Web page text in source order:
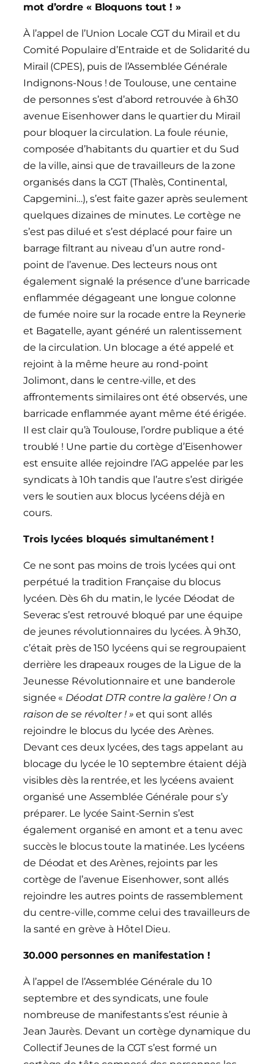
mot d’ordre « Bloquons tout ! »
À l’appel de l’Union Locale CGT du Mirail et du
Comité Populaire d’Entraide et de Solidarité du
Mirail (CPES), puis de l’Assemblée Générale
Indignons-Nous ! de Toulouse, une centaine
de personnes s’est d’abord retrouvée à 6h30
avenue Eisenhower dans le quartier du Mirail
pour bloquer la circulation. La foule réunie,
composée d’habitants du quartier et du Sud
de la ville, ainsi que de travailleurs de la zone
organisés dans la CGT (Thalès, Continental,
Capgemini…), s’est faite gazer après seulement
quelques dizaines de minutes. Le cortège ne
s’est pas dilué et s’est déplacé pour faire un
barrage filtrant au niveau d’un autre rond-
point de l’avenue. Des lecteurs nous ont
également signalé la présence d’une barricade
enflammée dégageant une longue colonne
de fumée noire sur la rocade entre la Reynerie
et Bagatelle, ayant généré un ralentissement
de la circulation. Un blocage a été appelé et
rejoint à la même heure au rond-point
Jolimont, dans le centre-ville, et des
affrontements similaires ont été observés, une
barricade enflammée ayant même été érigée.
Il est clair qu’à Toulouse, l’ordre publique a été
troublé ! Une partie du cortège d’Eisenhower
est ensuite allée rejoindre l’AG appelée par les
syndicats à 10h tandis que l’autre s’est dirigée
vers le soutien aux blocus lycéens déjà en
cours.
Trois lycées bloqués simultanément !
Ce ne sont pas moins de trois lycées qui ont
perpétué la tradition Française du blocus
lycéen. Dès 6h du matin, le lycée Déodat de
Severac s’est retrouvé bloqué par une équipe
de jeunes révolutionnaires du lycées. À 9h30,
c’était près de 150 lycéens qui se regroupaient
derrière les drapeaux rouges de la Ligue de la
Jeunesse Révolutionnaire et une banderole
signée « Déodat DTR contre la galère ! On a
raison de se révolter ! » et qui sont allés
rejoindre le blocus du lycée des Arènes.
Devant ces deux lycées, des tags appelant au
blocage du lycée le 10 septembre étaient déjà
visibles dès la rentrée, et les lycéens avaient
organisé une Assemblée Générale pour s’y
préparer. Le lycée Saint-Sernin s’est
également organisé en amont et a tenu avec
succès le blocus toute la matinée. Les lycéens
de Déodat et des Arènes, rejoints par les
cortège de l’avenue Eisenhower, sont allés
rejoindre les autres points de rassemblement
du centre-ville, comme celui des travailleurs de
la santé en grève à Hôtel Dieu.
30.000 personnes en manifestation !
À l’appel de l’Assemblée Générale du 10
septembre et des syndicats, une foule
nombreuse de manifestants s’est réunie à
Jean Jaurès. Devant un cortège dynamique du
Collectif Jeunes de la CGT s’est formé un